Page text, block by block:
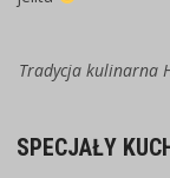
Tradycja kulinarna
SPECJAŁY